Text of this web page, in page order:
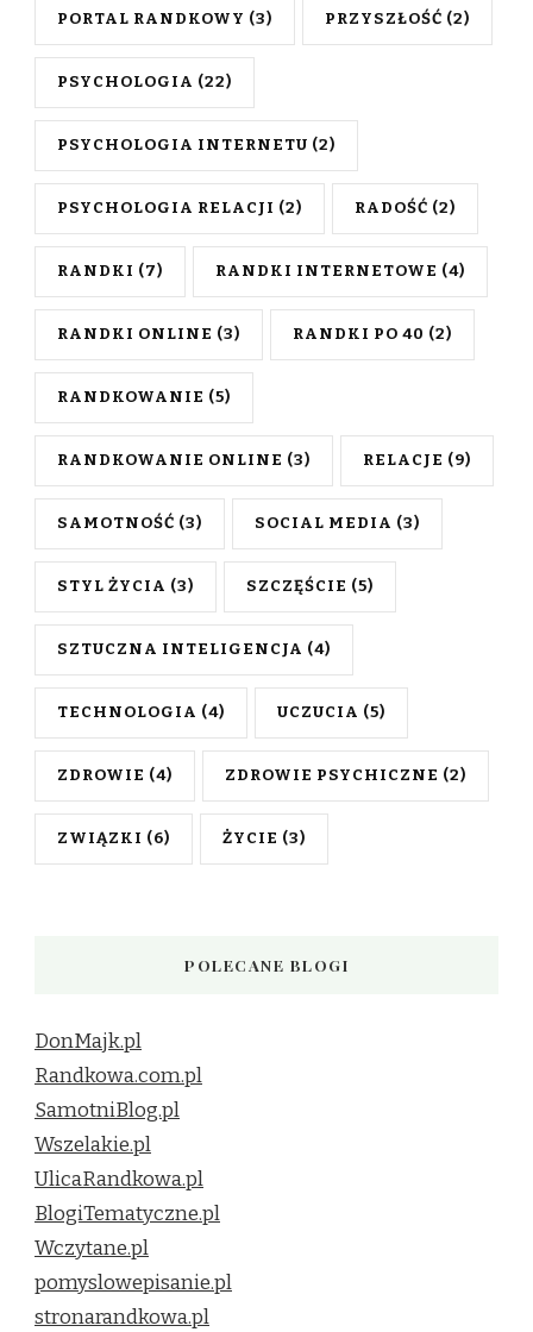
PORTAL RANDKOWY (3) PRZYSZŁOŚĆ (2)
PSYCHOLOGIA (22)
PSYCHOLOGIA INTERNETU (2)
PSYCHOLOGIA RELACJI (2) RADOŚĆ (2)
RANDKI (7) RANDKI INTERNETOWE (4)
RANDKI ONLINE (3) RANDKI PO 40 (2)
RANDKOWANIE (5)
RANDKOWANIE ONLINE (3) RELACJE (9)
SAMOTNOŚĆ (3) SOCIAL MEDIA (3)
STYL ŻYCIA (3) SZCZĘŚCIE (5)
SZTUCZNA INTELIGENCJA (4)
TECHNOLOGIA (4) UCZUCIA (5)
ZDROWIE (4) ZDROWIE PSYCHICZNE (2)
ZWIĄZKI (6) ŻYCIE (3)
POLECANE BLOGI
DonMajk.pl
Randkowa.com.pl
SamotniBlog.pl
Wszelakie.pl
UlicaRandkowa.pl
BlogiTematyczne.pl
Wczytane.pl
pomyslowepisanie.pl
stronarandkowa.pl